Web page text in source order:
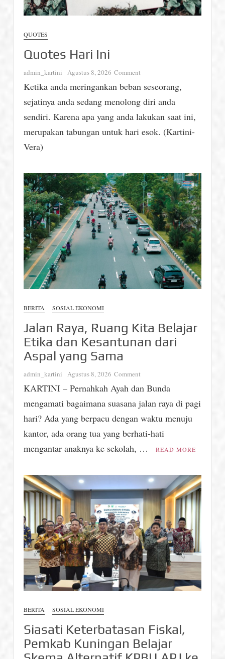
QUOTES
Quotes Hari Ini
admin_kartini Agustus 8, 2026 Comment
Hari
Ini
Ketika anda meringankan beban seseorang,
sejatinya anda sedang menolong diri anda
sendiri. Karena apa yang anda lakukan saat ini,
merupakan tabungan untuk hari esok. (Kartini-
Vera)
BERITA SOSIAL EKONOMI
Jalan Raya, Ruang Kita Belajar
Etika dan Kesantunan dari
Aspal yang Sama
admin_kartini Agustus 8, 2026 Comment
Raya,
Ruang
Kita
Etika
Aspal
yang
Sama
KARTINI – Pernahkah Ayah dan Bunda
mengamati bagaimana suasana jalan raya di pagi
hari? Ada yang berpacu dengan waktu menuju
kantor, ada orang tua yang berhati-hati
mengantar anaknya ke sekolah, …
READ MORE
BERITA SOSIAL EKONOMI
Siasati Keterbatasan Fiskal,
Pemkab Kuningan Belajar